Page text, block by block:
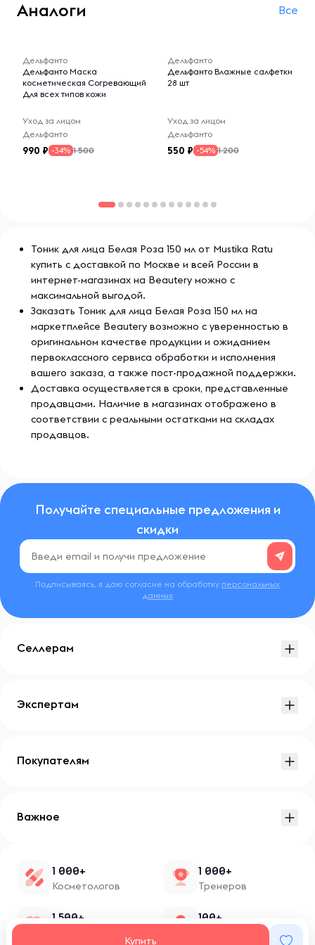
Аналоги Все
Дельфанто
Дельфанто Маска
косметическая Согревающий
Для всех типов кожи
Уход за лицом
Дельфанто
990 -34% 1 500
Дельфанто
Дельфанто Влажные салфетки
28 шт
Уход за лицом
Дельфанто
550 -54% 1 200
Тоник для лица Белая Роза 150 мл от Mustika Ratu
купить с доставкой по Москве и всей России в
интернет-магазинах на Beautery можно с
максимальной выгодой.
Заказать Тоник для лица Белая Роза 150 мл на
маркетплейсе Beautery возможно с уверенностью в
оригинальном качестве продукции и ожиданием
первоклассного сервиса обработки и исполнения
вашего заказа, а также пост-продажной поддержки.
Доставка осуществляется в сроки, представленные
продавцами. Наличие в магазинах отображено в
соответствии с реальными остатками на складах
продавцов.
Получайте специальные предложения и
скидки
Подписываясь, я даю согласие на обработку персональных
данных
Купить
Селлерам
Экспертам
Покупателям
Важное
1 000+
Косметологов
1 000+
Тренеров
1 500+ 100+